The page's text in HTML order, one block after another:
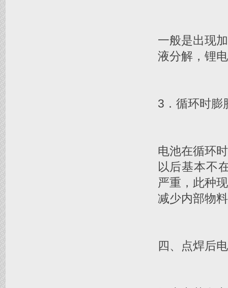
一般是出现
液分解，锂
3．循环时膨
电池在循环
以后基本不
严重，此种
减少内部物
四、点焊后